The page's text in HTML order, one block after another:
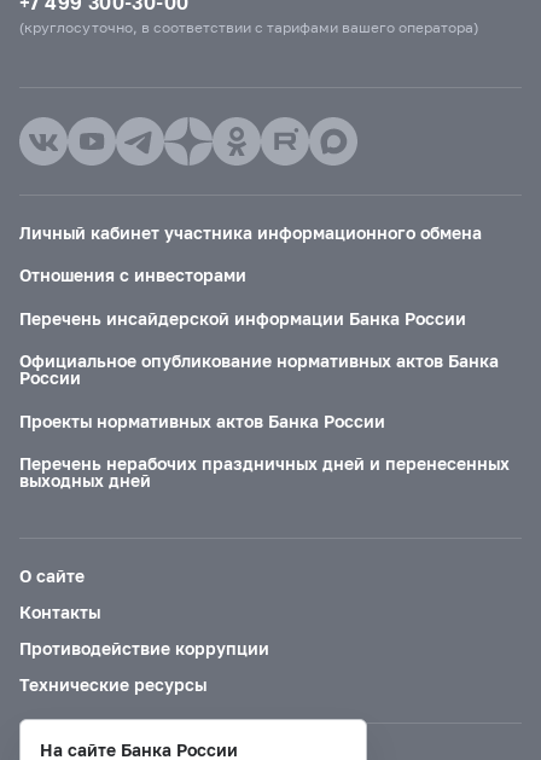
(круглосуточно, в соответствии с тарифами вашего оператора)
Личный кабинет участника информационного обмена
Отношения с инвесторами
Перечень инсайдерской информации Банка России
Официальное опубликование нормативных актов Банка
России
Проекты нормативных актов Банка России
Перечень нерабочих праздничных дней и перенесенных
выходных дней
О сайте
Контакты
Противодействие коррупции
Технические ресурсы
На сайте Банка России